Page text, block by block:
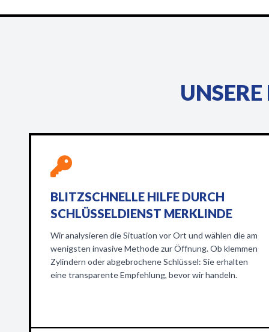
BLITZSCHNELLE HILFE DURCH
SCHLÜSSELDIENST MERKLINDE
Wir analysieren die Situation vor Ort und wählen die am
wenigsten invasive Methode zur Öffnung. Ob klemmen
Zylindern oder abgebrochene Schlüssel: Sie erhalten
eine transparente Empfehlung, bevor wir handeln.